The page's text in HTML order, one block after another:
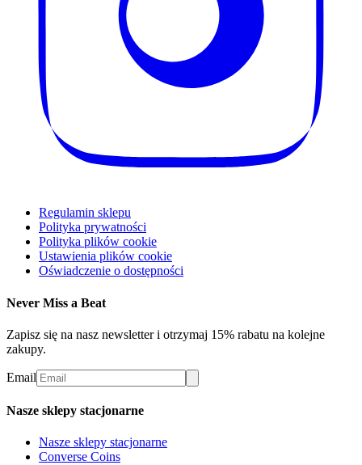
Regulamin sklepu
Polityka prywatności
Polityka plików cookie
Ustawienia plików cookie
Oświadczenie o dostępności
Never Miss a Beat
Zapisz się na nasz newsletter i otrzymaj 15% rabatu na kolejne
zakupy.
Email
Nasze sklepy stacjonarne
Nasze sklepy stacjonarne
Converse Coins